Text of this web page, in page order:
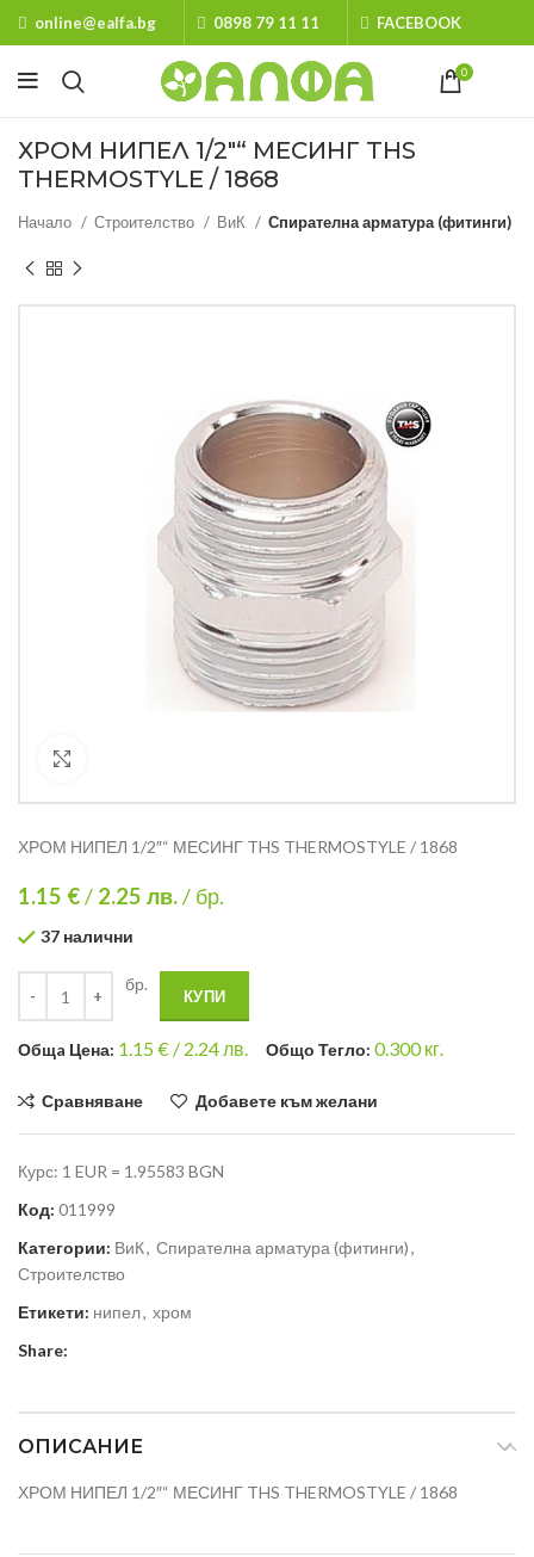
online@ealfa.bg 0898 79 11 11 FACEBOOK
0
ХРОМ НИПЕЛ 1/2″“ МЕСИНГ THS
THERMOSTYLE / 1868
Начало Строителство ВиК Спирателна арматура (фитинги)
ХРОМ НИПЕЛ 1/2″“ МЕСИНГ THS THERMOSTYLE / 1868
1.15 €/ 2.25 лв./ бр.
37 налични
бр.
КУПИ
Общa Цена: 1.15€ / 2.24 лв. Общо Тегло: 0.300кг.
Сравняване Добавете към желани
Курс: 1 EUR = 1.95583 BGN
Код: 011999
Категории: ВиК, Спирателна арматура (фитинги),
Строителство
Етикети: нипел, хром
Share:
ОПИСАНИЕ
ХРОМ НИПЕЛ 1/2″“ МЕСИНГ THS THERMOSTYLE / 1868